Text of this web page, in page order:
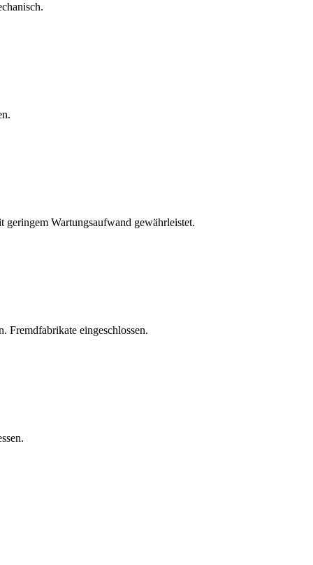
Wartungsaufwand gewährleistet.
Fremdfabrikate eingeschlossen.